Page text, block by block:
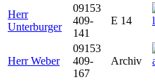
Herr
Unterburger
09153
409-
141
E 14
Herr Weber
09153
409-
167
Archiv